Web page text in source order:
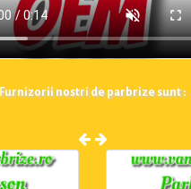
Furnizorii nostri de parbrize sunt :